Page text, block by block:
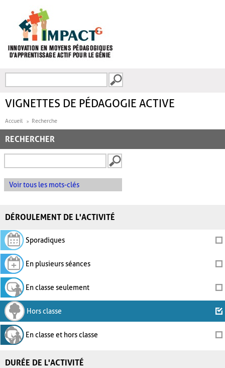
FORMULAIRE DE
VIGNETTES DE PÉDAGOGIE ACTIVE
Accueil Recherche
RECHERCHER
Voir tous les mots-clés
DÉROULEMENT DE L'ACTIVITÉ
Sporadiques
En plusieurs séances
En classe seulement
Hors classe
En classe et hors classe
DURÉE DE L'ACTIVITÉ